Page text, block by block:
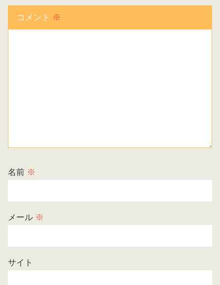
コメント ※
名前 ※
メール ※
サイト